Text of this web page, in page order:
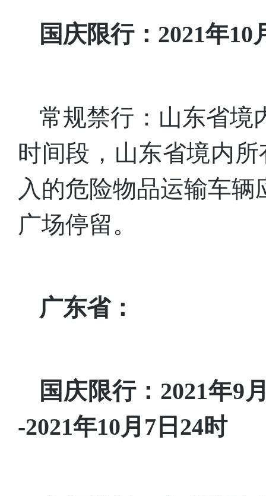
国庆限行：2021年10
常规禁行：山东省境
时间段，山东省境内
入的危险物品运输车
广场停留。
广东省：
国庆限行：2021年9
-2021年10月7日24时